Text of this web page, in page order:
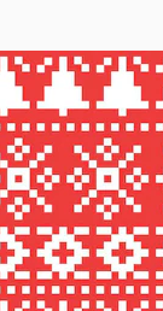
tilaajaa
yritysten,